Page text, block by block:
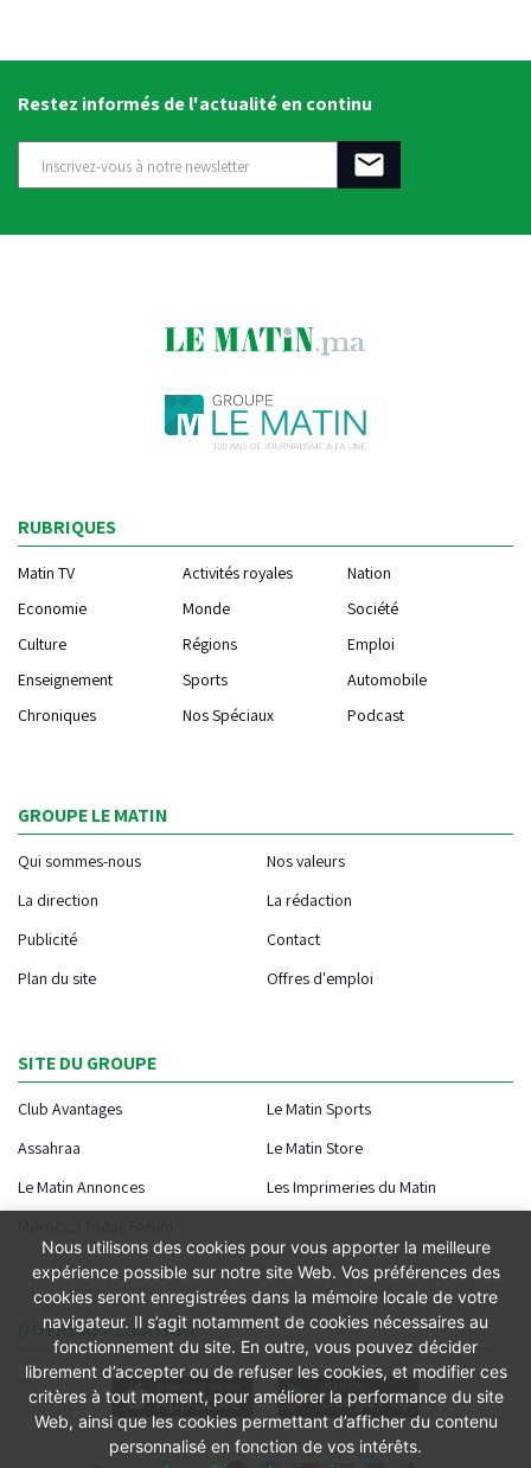
Restez informés de l'actualité en continu
RUBRIQUES
Matin TV Activités royales
Nation
Economie
Monde
Société
Culture
Régions
Emploi
Enseignement
Sports
Automobile
Chroniques
Nos Spéciaux Podcast
GROUPE LE MATIN
Qui sommes-nous
Nos valeurs
La direction
La rédaction
Publicité
Contact
Plan du site
Offres d'emploi
SITE DU GROUPE
Club Avantages
Le Matin Sports
Assahraa
Le Matin Store
Le Matin Annonces
Les Imprimeries du Matin
NOTRE APPLICATION
Nous utilisons des cookies pour vous apporter la meilleure
expérience possible sur notre site Web. Vos préférences des
cookies seront enregistrées dans la mémoire locale de votre
navigateur. Il s’agit notamment de cookies nécessaires au
fonctionnement du site. En outre, vous pouvez décider
librement d’accepter ou de refuser les cookies, et modifier ces
critères à tout moment, pour améliorer la performance du site
Web, ainsi que les cookies permettant d’afficher du contenu
personnalisé en fonction de vos intérêts.